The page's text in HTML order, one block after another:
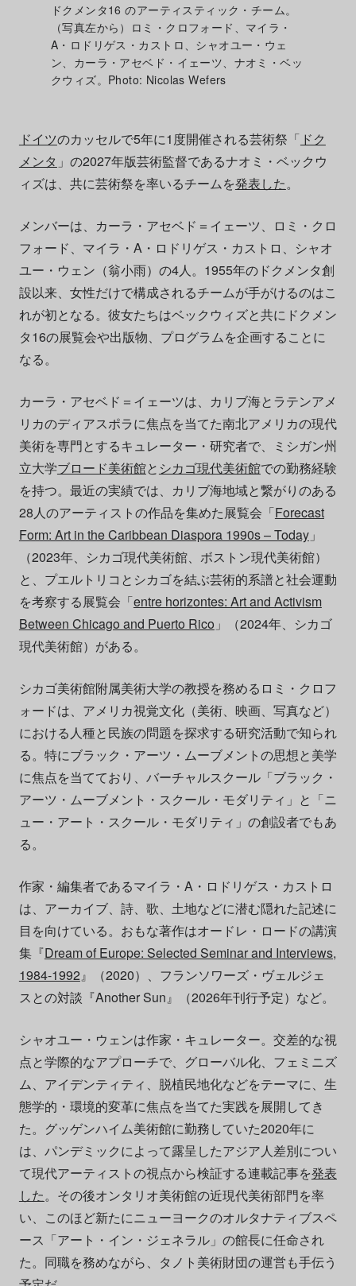
ドクメンタ16 のアーティスティック・チーム。
（写真左から）ロミ・クロフォード、マイラ・
A・ロドリゲス・カストロ、シャオユー・ウェ
ン、カーラ・アセベド・イェーツ、ナオミ・ベッ
クウィズ。Photo: Nicolas Wefers
ドイツのカッセルで5年に1度開催される芸術祭「 ドク
メンタ 」の2027年版芸術監督であるナオミ・ベックウ
ィズは、共に芸術祭を率いるチームを発表した。
メンバーは、カーラ・アセベド＝イェーツ、ロミ・クロ
フォード、マイラ・A・ロドリゲス・カストロ、シャオ
ユー・ウェン（翁小雨）の4人。1955年のドクメンタ創
設以来、女性だけで構成されるチームが手がけるのはこ
れが初となる。彼女たちはベックウィズと共にドクメン
タ16の展覧会や出版物、プログラムを企画することに
なる。
カーラ・アセベド＝イェーツは、カリブ海とラテンアメ
リカのディアスポラに焦点を当てた南北アメリカの現代
美術を専門とするキュレーター・研究者で、ミシガン州
立大学ブロード美術館と シカゴ現代美術館での勤務経験
を持つ。最近の実績では、カリブ海地域と繋がりのある
28人のアーティストの作品を集めた展覧会「Forecast
Form: Art in the Caribbean Diaspora 1990s – Today」
（2023年、シカゴ現代美術館、ボストン現代美術館）
と、プエルトリコとシカゴを結ぶ芸術的系譜と社会運動
を考察する展覧会「entre horizontes: Art and Activism
Between Chicago and Puerto Rico 」（2024年、シカゴ
現代美術館）がある。
シカゴ美術館附属美術大学の教授を務めるロミ・クロフ
ォードは、アメリカ視覚文化（美術、映画、写真など）
における人種と民族の問題を探求する研究活動で知られ
る。特にブラック・アーツ・ムーブメントの思想と美学
に焦点を当てており、バーチャルスクール「ブラック・
アーツ・ムーブメント・スクール・モダリティ」と「ニ
ュー・アート・スクール・モダリティ」の創設者でもあ
る。
作家・編集者であるマイラ・A・ロドリゲス・カストロ
は、アーカイブ、詩、歌、土地などに潜む隠れた記述に
目を向けている。おもな著作はオードレ・ロードの講演
集『Dream of Europe: Selected Seminar and Interviews,
1984-1992 』（2020）、フランソワーズ・ヴェルジェ
スとの対談『Another Sun』（2026年刊行予定）など。
シャオユー・ウェンは作家・キュレーター。交差的な視
点と学際的なアプローチで、グローバル化、フェミニズ
ム、アイデンティティ、脱植民地化などをテーマに、生
態学的・環境的変革に焦点を当てた実践を展開してき
た。グッゲンハイム美術館に勤務していた2020年に
は、パンデミックによって露呈したアジア人差別につい
て現代アーティストの視点から検証する連載記事を発表
した。その後オンタリオ美術館の近現代美術部門を率
い、このほど新たにニューヨークのオルタナティブスペ
ース「アート・イン・ジェネラル」の館長に任命され
た。同職を務めながら、タノト美術財団の運営も手伝う